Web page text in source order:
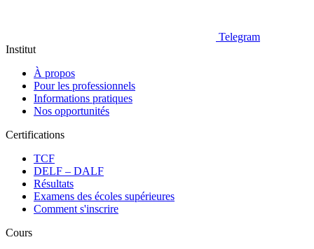
Telegram
Institut
À propos
Pour les professionnels
Informations pratiques
Nos opportunités
Certifications
TCF
DELF – DALF
Résultats
Examens des écoles supérieures
Comment s'inscrire
Cours